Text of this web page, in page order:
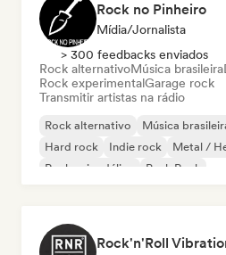
Rock no Pinheiro
Mídia/Jornalista
> 300 feedbacks enviados
Rock alternativoMúsica brasileira
Rock experimentalGarage rock
Transmitir artistas na rádio
Rock alternativo Música
Hard rock
Indie rock
Metal /
Rock psicodélico
Punk Rock
Rock'n'Roll